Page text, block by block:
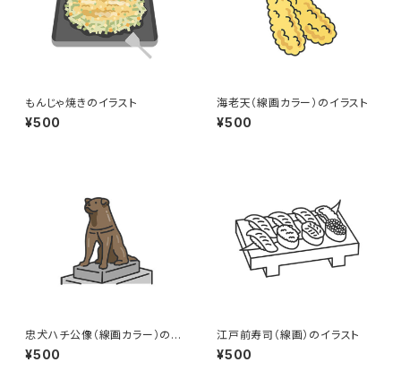
もんじゃ焼きのイラスト
¥500
海老天（線画カラー）のイラスト
¥500
忠犬ハチ公像（線画カラー）のイ
ラスト
¥500
江戸前寿司（線画）のイラスト
¥500